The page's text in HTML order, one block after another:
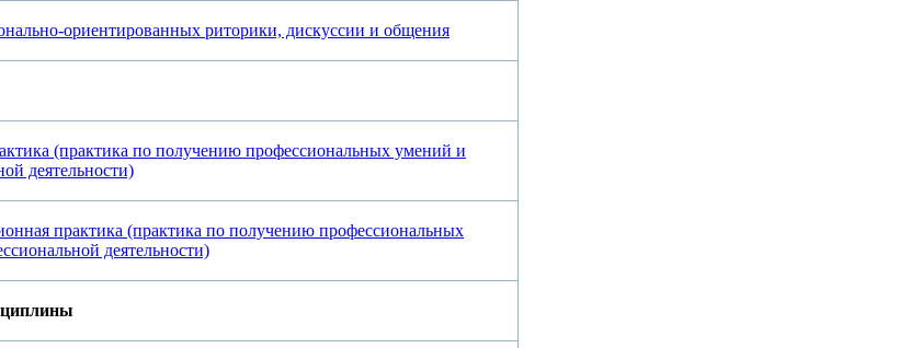
ориентированных риторики, дискуссии и общения
(практика по получению профессиональных умений и
деятельности)
практика (практика по получению профессиональных
деятельности)